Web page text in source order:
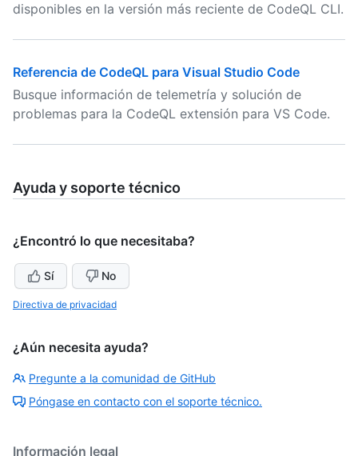
disponibles en la versión más reciente de CodeQL CLI.
Referencia de CodeQL para Visual Studio Code
Busque información de telemetría y solución de
problemas para la CodeQL extensión para VS Code.
Ayuda y soporte técnico
¿Encontró lo que necesitaba?
Sí No
Directiva de privacidad
¿Aún necesita ayuda?
Pregunte a la comunidad de GitHub
Póngase en contacto con el soporte técnico.
Información legal